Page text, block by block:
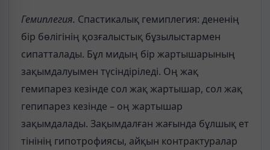
Гемиплегия. Спастикалық гемиплегия: дененің
бір бөлігінің қозғалыстық бұзылыстармен
сипатталады. Бұл мидың бір жартышарының
зақымдалуымен түсіндіріледі. Оң жақ
гемипарез кезінде сол жақ жартышар, сол жақ
гепипарез кезінде – оң жартышар
зақымдалады. Зақымдалған жағында бұлшық ет
тінінің гипотрофиясы, айқын контрактуралар